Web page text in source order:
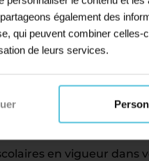
également des
qui peuvent combiner
de leurs services.
ou des stages de
un autre emploi
comme
en vigueur dans